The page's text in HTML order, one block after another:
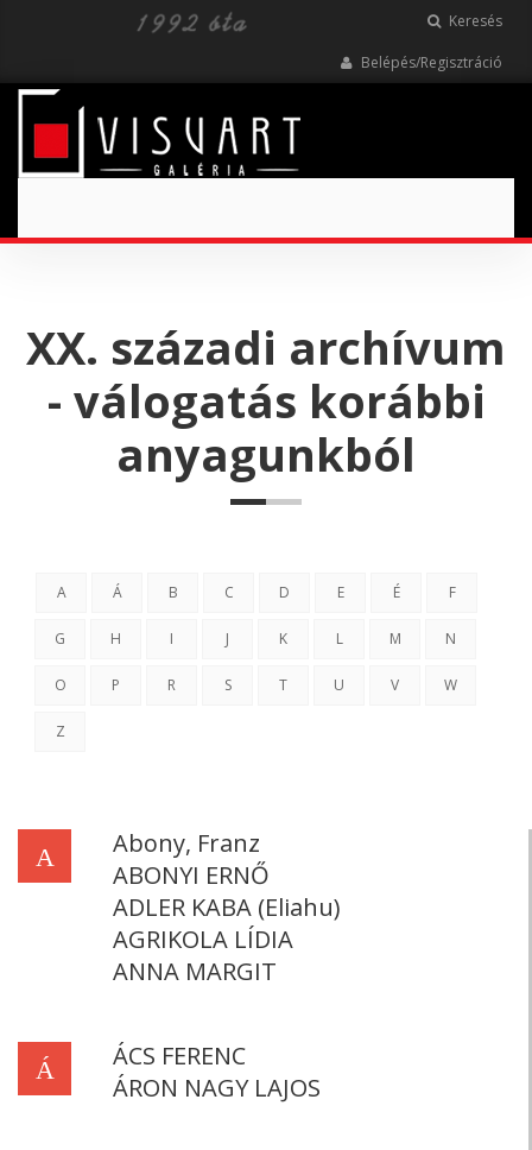
Keresés
Belépés/Regisztráció
XX. századi archívum
- válogatás korábbi
anyagunkból
A Á B C D E É F
G H I J K L M N
O P R S T U V W
Z
A
Abony, Franz
ABONYI ERNŐ
ADLER KABA (Eliahu)
AGRIKOLA LÍDIA
ANNA MARGIT
Á
ÁCS FERENC
ÁRON NAGY LAJOS